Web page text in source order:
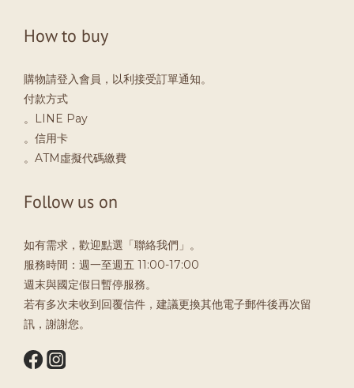
How to buy
購物請登入會員，以利接受訂單通知。
付款方式
。LINE Pay
。信用卡
。ATM虛擬代碼繳費
Follow us on
如有需求，歡迎點選「聯絡我們」。
服務時間：週一至週五 11:00-17:00
週末與國定假日暫停服務。
若有多次未收到回覆信件，建議更換其他電子郵件後再次留
訊，謝謝您。